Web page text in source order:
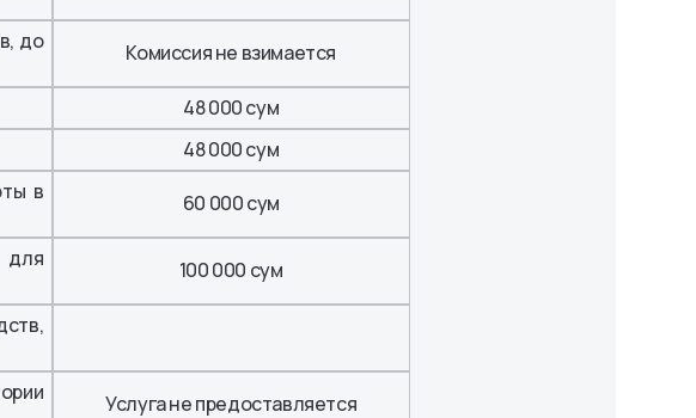
до
Комиссия не взимается
48 000 сум
48 000 сум
в
60 000 сум
для
100 000 сум
Услуга не предоставляется